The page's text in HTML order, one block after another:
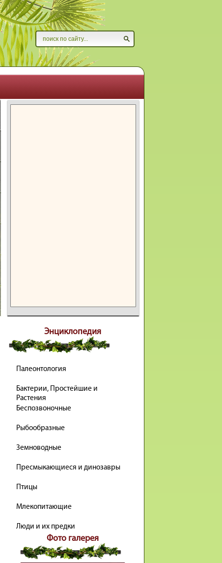
Форма поиска Найти
Энциклопедия
Палеонтология
Бактерии, Простейшие и
Растения
Беспозвоночные
Рыбообразные
Земноводные
Пресмыкающиеся и динозавры
Птицы
Млекопитающие
Люди и их предки
Фото галерея